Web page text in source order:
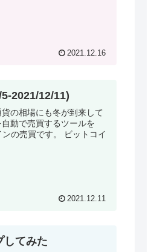
2021.12.16
2021/12/11)
の相場にも冬が到来して
動で売買するツールを
の売買です。 ビットコイ
2021.12.11
してみた